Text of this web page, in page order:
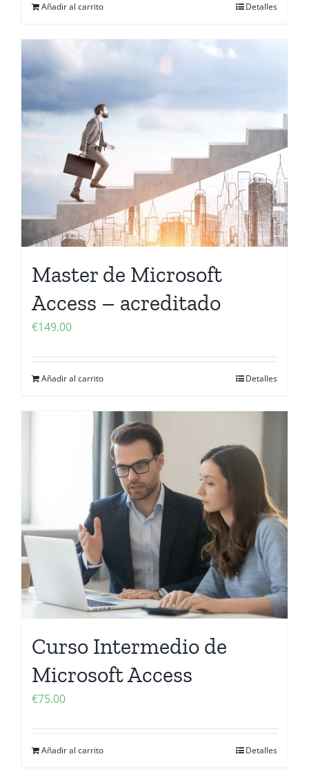
Añadir al carrito Detalles
Master de Microsoft
Access – acreditado
€149.00
Añadir al carrito Detalles
Curso Intermedio de
Microsoft Access
€75.00
Añadir al carrito Detalles